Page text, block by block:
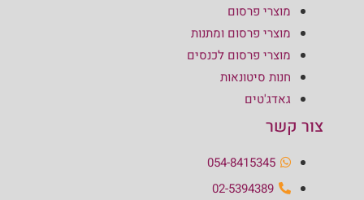
מוצרי פרסום
מוצרי פרסום ומתנות
מוצרי פרסום לכנסים
חנות סיטונאות
גאדג'טים
צור קשר
054-8415345
02-5394389